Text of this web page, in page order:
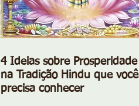
4 Ideias sobre Prosperidade
na Tradição Hindu que você
precisa conhecer